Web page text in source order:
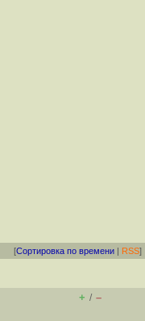
[Сортировка по времени | RSS]
+ / –